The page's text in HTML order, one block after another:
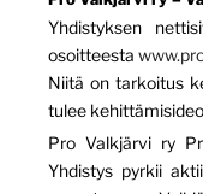
Yhdistyksen
osoitteesta
Niitä on tarkoitus
tulee
Pro Valkjärvi ry
Yhdistys pyrkii